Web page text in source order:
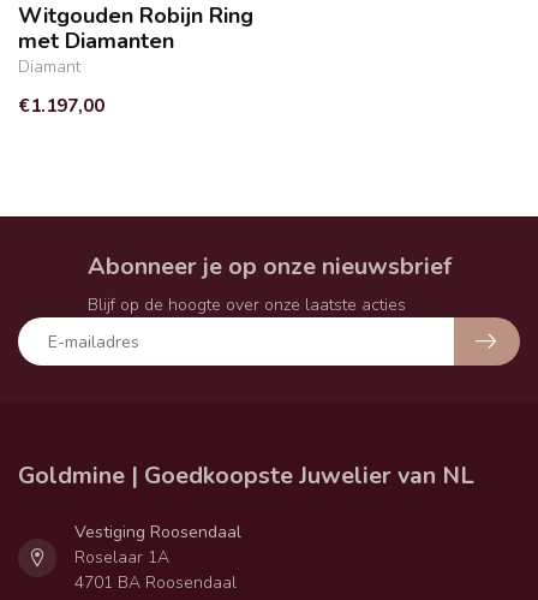
Witgouden Robijn Ring
met Diamanten
Diamant
€1.197,00
Abonneer je op onze nieuwsbrief
Blijf op de hoogte over onze laatste acties
Goldmine | Goedkoopste Juwelier van NL
Vestiging Roosendaal
Roselaar 1A
4701 BA Roosendaal